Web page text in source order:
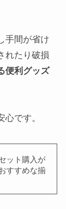
手間が省け
れたり破損
便利グッズ
です。
ット購入が
すすめな揃